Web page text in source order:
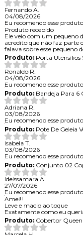
Fernando A.
04/08/2026
Eu recomendo esse
Produto recebido
Ele veio com um pequeno
acredito que não faz
falava sobre esse pequeno
Produto:Porta Utensílios
Ronaldo R.
04/08/2026
Eu recomendo esse
Produto:Bandeja Para 6
Adriana R.
03/08/2026
Eu recomendo esse
Produto:Pote De Geleia
Isabela T.
03/08/2026
Eu recomendo esse
Produto:Conjunto 02
Ideissamara A.
27/07/2026
Eu recomendo esse
Amei!!
Leve e macio ao toque
Exatamente como eu
Produto:Cobertor